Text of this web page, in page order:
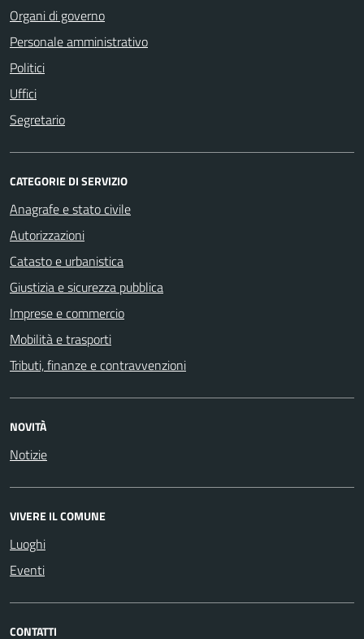
Organi di governo
Personale amministrativo
Politici
Uffici
Segretario
CATEGORIE DI SERVIZIO
Anagrafe e stato civile
Autorizzazioni
Catasto e urbanistica
Giustizia e sicurezza pubblica
Imprese e commercio
Mobilità e trasporti
Tributi, finanze e contravvenzioni
NOVITÀ
Notizie
VIVERE IL COMUNE
Luoghi
Eventi
CONTATTI